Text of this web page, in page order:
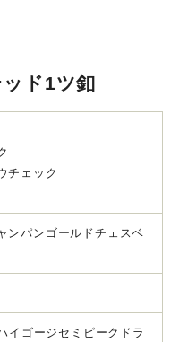
ド1ツ釦
チェック
ンパンゴールドチェスベ
イゴージセミピークドラ